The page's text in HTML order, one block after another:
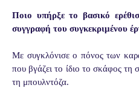
Ποιο υπήρξε το βασικό
συγγραφή του συγκεκριμένου
Με συγκλόνισε ο πόνος των
που βγάζει το ίδιο το σκάφος τη
τη μπουλντόζα.